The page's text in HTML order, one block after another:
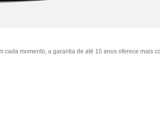
cada momento, a garantia de até 10 anos oferece